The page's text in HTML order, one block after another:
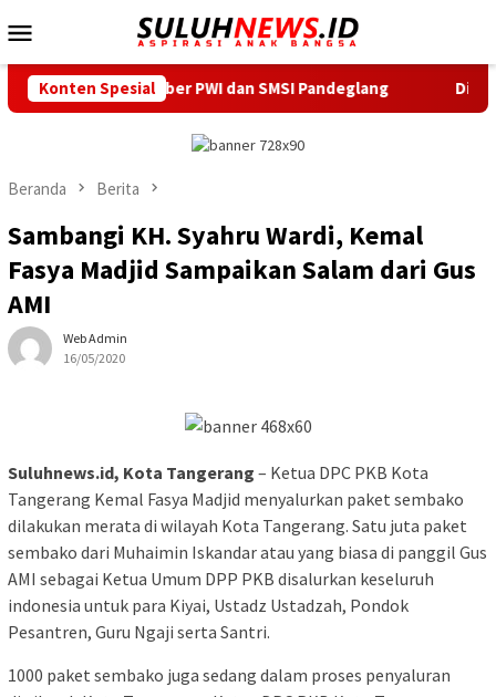
ke
Mobile
Konten Spesial
PWI dan SMSI Pandeglang Dilantik Serentak, TP
Beranda Berita
Sambangi KH. Syahru Wardi, Kemal
Fasya Madjid Sampaikan Salam dari Gus
AMI
Web Admin
16/05/2020
Suluhnews.id, Kota Tangerang – Ketua DPC PKB Kota
Tangerang Kemal Fasya Madjid menyalurkan paket sembako
dilakukan merata di wilayah Kota Tangerang. Satu juta paket
sembako dari Muhaimin Iskandar atau yang biasa di panggil Gus
AMI sebagai Ketua Umum DPP PKB disalurkan keseluruh
indonesia untuk para Kiyai, Ustadz Ustadzah, Pondok
Pesantren, Guru Ngaji serta Santri.
1000 paket sembako juga sedang dalam proses penyaluran